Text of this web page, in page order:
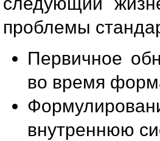
проблемы
Первичное
во время
внутреннюю